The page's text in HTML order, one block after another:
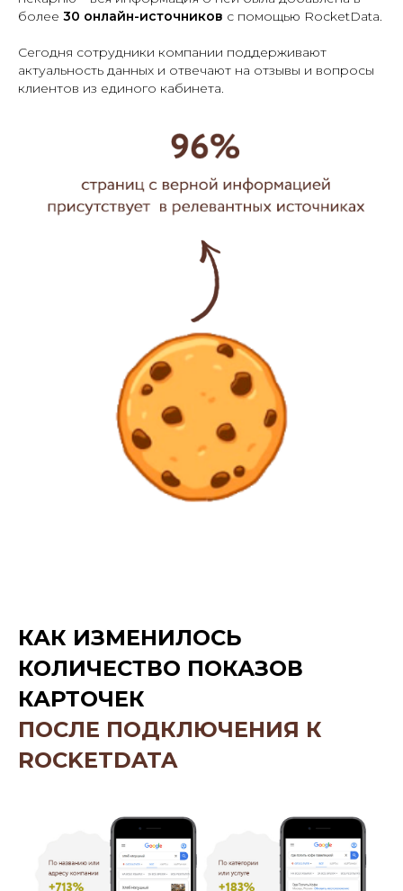
более 30 онлайн-источников с помощью RocketData.
Сегодня сотрудники компании поддерживают
актуальность данных и отвечают на отзывы и вопросы
клиентов из единого кабинета.
КАК ИЗМЕНИЛОСЬ
КОЛИЧЕСТВО ПОКАЗОВ
КАРТОЧЕК
ПОСЛЕ ПОДКЛЮЧЕНИЯ К
ROCKETDATA